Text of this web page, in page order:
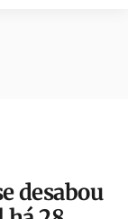
desabou